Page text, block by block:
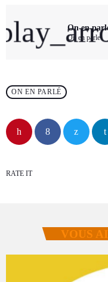
On en
On en parle
ON EN PARLÉ
RATE IT
VOUS